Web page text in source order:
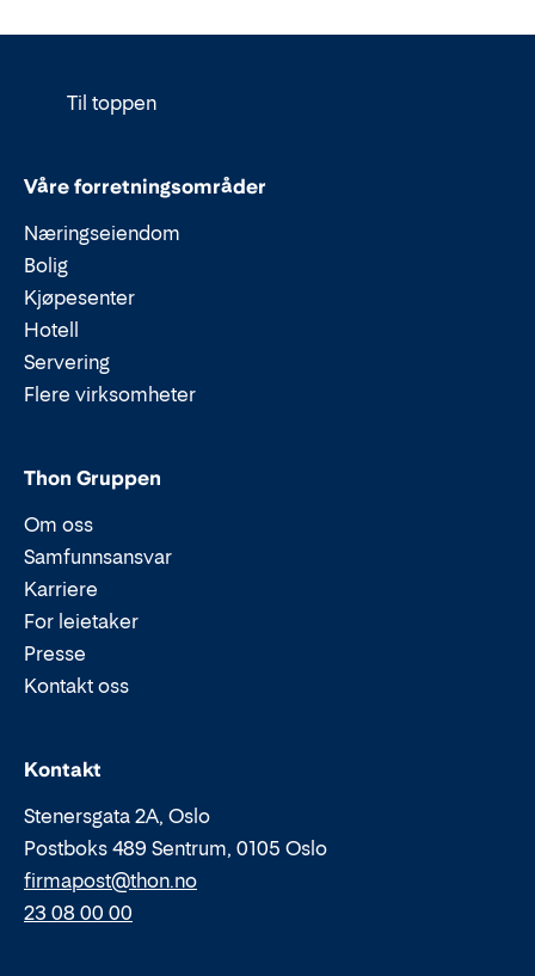
Til toppen
Våre forretningsområder
Næringseiendom
Bolig
Kjøpesenter
Hotell
Servering
Flere virksomheter
Thon Gruppen
Om oss
Samfunnsansvar
Karriere
For leietaker
Presse
Kontakt oss
Kontakt
Stenersgata 2A, Oslo
Postboks 489 Sentrum, 0105 Oslo
Epost:
firmapost@thon.no
Telefon:
23 08 00 00